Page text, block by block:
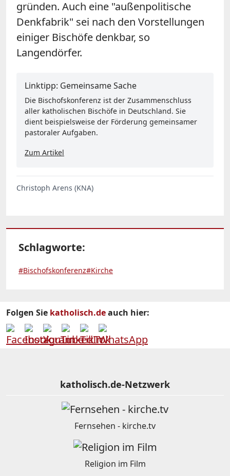
gründen. Auch eine "außenpolitische
Denkfabrik" sei nach den Vorstellungen
einiger Bischöfe denkbar, so
Langendörfer.
Linktipp: Gemeinsame Sache
Die Bischofskonferenz ist der Zusammenschluss
aller katholischen Bischöfe in Deutschland. Sie
dient beispielsweise der Förderung gemeinsamer
pastoraler Aufgaben.
Zum Artikel
Christoph Arens (KNA)
Schlagworte:
#Bischofskonferenz#Kirche
Folgen Sie katholisch.deauch hier:
katholisch.de-Netzwerk
Fernsehen - kirche.tv
Religion im Film